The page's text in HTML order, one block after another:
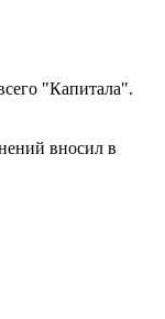
"Капитала".
вносил в